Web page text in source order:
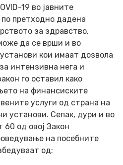
19 во јавните
претходно дадена
за здравство,
да се врши и во
кои имаат дозвола
интензивна нега и
го оставил како
на финансиските
услуги од страна на
установи. Сепак, дури и во
60 од овој Закон
на посебните
од: